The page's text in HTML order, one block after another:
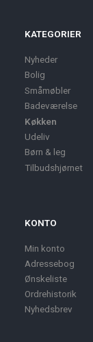
KATEGORIER
Nyheder
Bolig
Småmøbler
Badeværelse
Køkken
Udeliv
Børn & leg
Tilbudshjørnet
KONTO
Min konto
Adressebog
Ønskeliste
Ordrehistorik
Nyhedsbrev